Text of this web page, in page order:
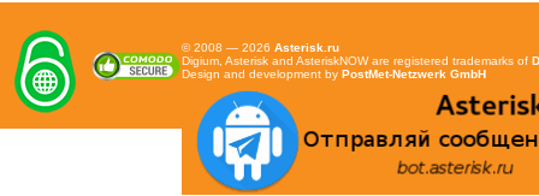
© 2008 — 2026 Asterisk.ru
Digium, Asterisk and AsteriskNOW are registered trademarks of
Design and development by PostMet-Netzwerk GmbH